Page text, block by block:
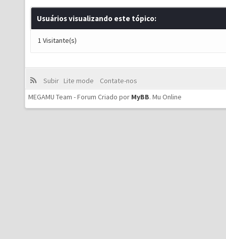
Usuários visualizando este tópico:
1 Visitante(s)
Subir Lite mode
Contate-nos
MEGAMU Team - Forum Criado por MyBB. Mu Online